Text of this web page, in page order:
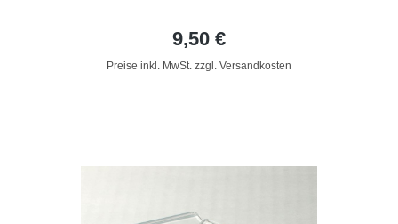
9,50 €
Preise inkl. MwSt. zzgl. Versandkosten